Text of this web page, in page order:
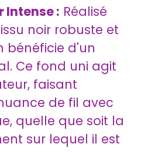
Intense : Réalisé
noir robuste et
bénéficie d'un
Ce fond uni agit
faisant
de fil avec
quelle que soit la
sur lequel il est